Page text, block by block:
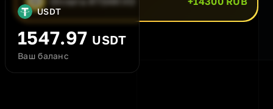
USDT
1547.97 USDT
Ваш баланс